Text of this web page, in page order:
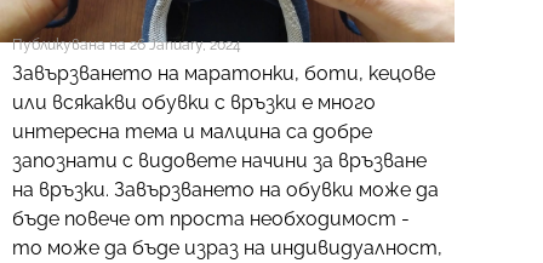
Публикувана на26 January, 2024
Завързването на маратонки, боти, кецове
или всякакви обувки с връзки е много
интересна тема и малцина са добре
запознати с видовете начини за връзване
на връзки. Завързването на обувки може да
бъде повече от проста необходимост -
то може да бъде израз на индивидуалност,